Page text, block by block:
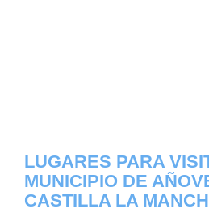
LUGARES PARA
MUNICIPIO DE
CASTILLA LA